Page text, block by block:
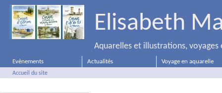
Elisabeth
Aquarelles et illustrations, voyages
Evènements Actualités Voyage en aquarelle
Accueil du site